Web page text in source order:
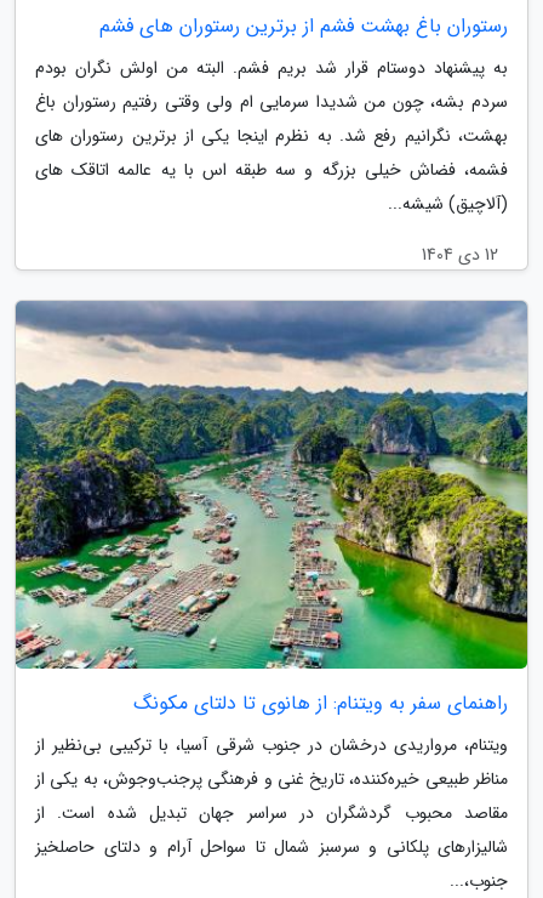
رستوران باغ بهشت فشم از برترین رستوران های فشم
به پیشنهاد دوستام قرار شد بریم فشم. البته من اولش نگران بودم
سردم بشه، چون من شدیدا سرمایی ام ولی وقتی رفتیم رستوران باغ
بهشت، نگرانیم رفع شد. به نظرم اینجا یکی از برترین رستوران های
فشمه، فضاش خیلی بزرگه و سه طبقه اس با یه عالمه اتاقک های
(آلاچیق) شیشه...
12 دی 1404
راهنمای سفر به ویتنام: از هانوی تا دلتای مکونگ
ویتنام، مرواریدی درخشان در جنوب شرقی آسیا، با ترکیبی بی‌نظیر از
مناظر طبیعی خیره‌کننده، تاریخ غنی و فرهنگی پرجنب‌وجوش، به یکی از
مقاصد محبوب گردشگران در سراسر جهان تبدیل شده است. از
شالیزارهای پلکانی و سرسبز شمال تا سواحل آرام و دلتای حاصلخیز
جنوب،...